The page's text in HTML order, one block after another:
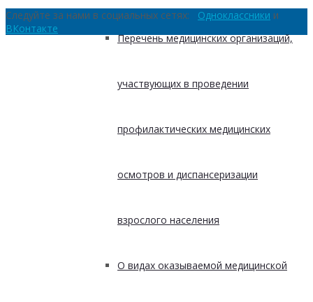
Перечень медицинских организаций,
участвующих в проведении
профилактических медицинских
осмотров и диспансеризации
взрослого населения
О видах оказываемой медицинской
Следуйте за нами в социальных сетях: Одноклассники и
ВКонтакте